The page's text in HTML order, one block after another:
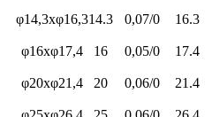
φ14,3xφ16,314.3 0,07/0 16.3
φ16xφ17,4
16 0,05/0 17.4
φ20xφ21,4
20 0,06/0 21.4